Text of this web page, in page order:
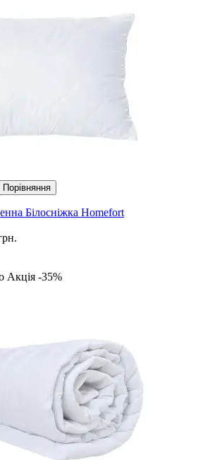
Порівняння
Білосніжка Homefort
Акція -35%